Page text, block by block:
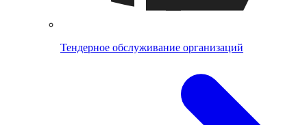
Тендерное обслуживание организаций